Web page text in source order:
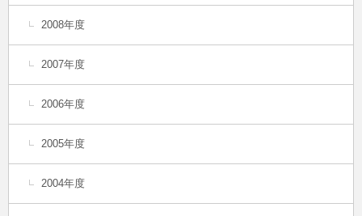
2008年度
2007年度
2006年度
2005年度
2004年度